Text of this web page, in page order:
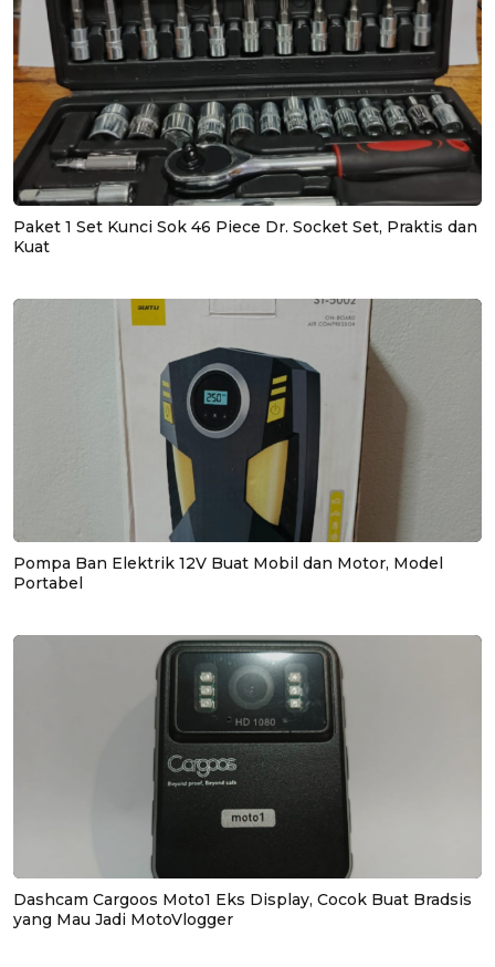
Paket 1 Set Kunci Sok 46 Piece Dr. Socket Set, Praktis dan
Kuat
Pompa Ban Elektrik 12V Buat Mobil dan Motor, Model
Portabel
Dashcam Cargoos Moto1 Eks Display, Cocok Buat Bradsis
yang Mau Jadi MotoVlogger